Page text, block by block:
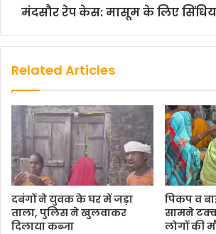
मंदसौर रेप केस: मासूम के लिए
Related Articles
दबंगों ने युवक के घर में जड़ा
ताला, पुलिस ने खुलवाकर
दिलाया कब्जा
पिकप व
सामने
लोगों की